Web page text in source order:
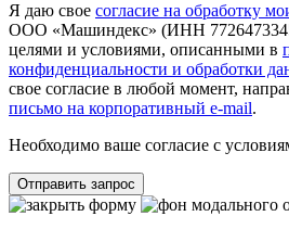
Я даю свое согласие на обработку
ООО «Машиндекс» (ИНН
целями и условиями, описанными в
конфиденциальности и обработки
свое согласие в любой момент,
письмо на корпоративный e-mail.
Необходимо ваше согласие с
Отправить запрос